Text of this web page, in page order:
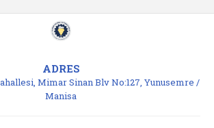
ADRES
Mimar Sinan Blv No:127, Yunusemre /
Manisa